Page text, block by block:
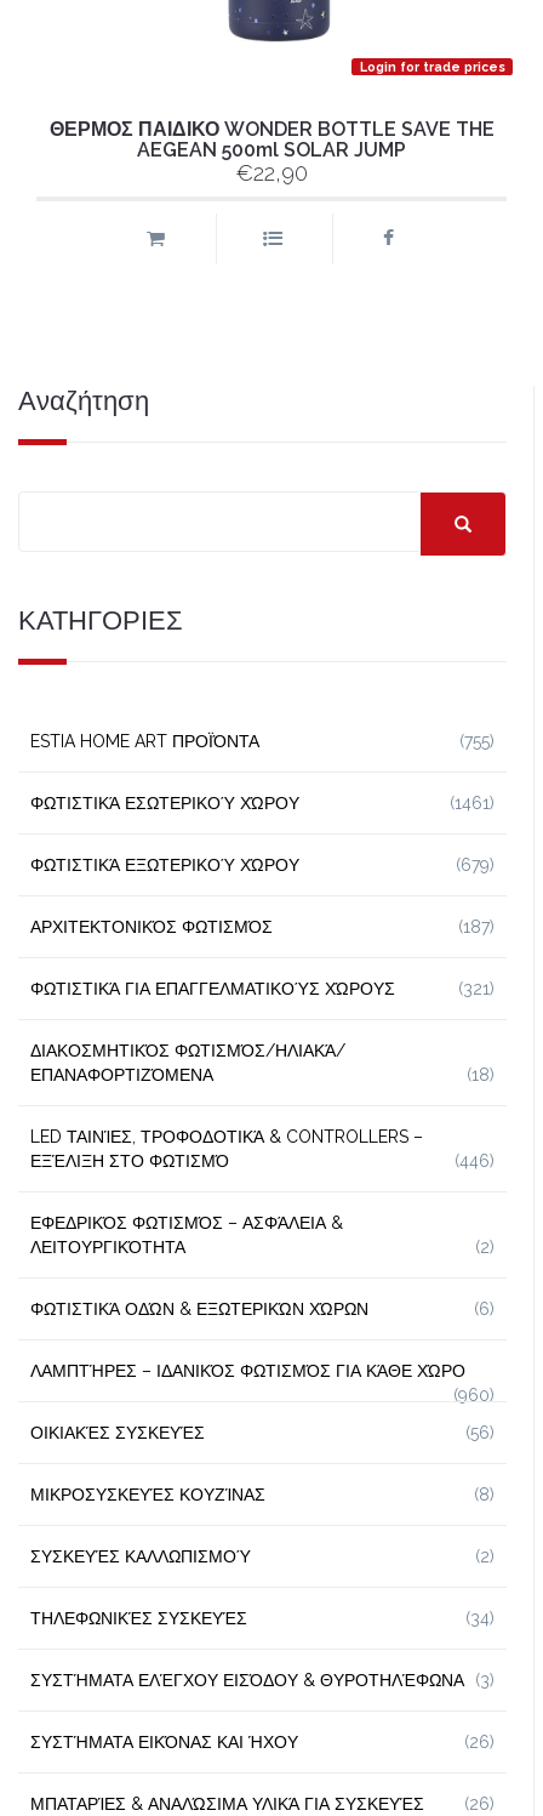
Login for trade prices
ΘΕΡΜΟΣ ΠΑΙΔΙΚΟ WONDER BOTTLE SAVE THE
AEGEAN 500ml SOLAR JUMP
€22,90
Αναζήτηση
ΚΑΤΗΓΟΡΙΕΣ
ESTIA HOME ART ΠΡΟΪΌΝΤΑ (755)
ΦΩΤΙΣΤΙΚΆ ΕΣΩΤΕΡΙΚΟΎ ΧΏΡΟΥ (1461)
ΦΩΤΙΣΤΙΚΆ ΕΞΩΤΕΡΙΚΟΎ ΧΏΡΟΥ (679)
ΑΡΧΙΤΕΚΤΟΝΙΚΌΣ ΦΩΤΙΣΜΌΣ (187)
ΦΩΤΙΣΤΙΚΆ ΓΙΑ ΕΠΑΓΓΕΛΜΑΤΙΚΟΎΣ ΧΏΡΟΥΣ (321)
ΔΙΑΚΟΣΜΗΤΙΚΌΣ ΦΩΤΙΣΜΌΣ/ΗΛΙΑΚΆ/
ΕΠΑΝΑΦΟΡΤΙΖΌΜΕΝΑ
(18)
LED ΤΑΙΝΊΕΣ, ΤΡΟΦΟΔΟΤΙΚΆ & CONTROLLERS –
ΕΞΈΛΙΞΗ ΣΤΟ ΦΩΤΙΣΜΌ
(446)
ΕΦΕΔΡΙΚΌΣ ΦΩΤΙΣΜΌΣ – ΑΣΦΆΛΕΙΑ &
ΛΕΙΤΟΥΡΓΙΚΌΤΗΤΑ
(2)
ΦΩΤΙΣΤΙΚΆ ΟΔΏΝ & ΕΞΩΤΕΡΙΚΏΝ ΧΏΡΩΝ (6)
ΛΑΜΠΤΉΡΕΣ – ΙΔΑΝΙΚΌΣ ΦΩΤΙΣΜΌΣ ΓΙΑ ΚΆΘΕ ΧΏΡΟ
(960)
ΟΙΚΙΑΚΈΣ ΣΥΣΚΕΥΈΣ
(56)
ΜΙΚΡΟΣΥΣΚΕΥΈΣ ΚΟΥΖΊΝΑΣ (8)
ΣΥΣΚΕΥΈΣ ΚΑΛΛΩΠΙΣΜΟΎ (2)
ΤΗΛΕΦΩΝΙΚΈΣ ΣΥΣΚΕΥΈΣ (34)
ΣΥΣΤΉΜΑΤΑ ΕΛΈΓΧΟΥ ΕΙΣΌΔΟΥ & ΘΥΡΟΤΗΛΈΦΩΝΑ (3)
ΣΥΣΤΉΜΑΤΑ ΕΙΚΌΝΑΣ ΚΑΙ ΉΧΟΥ (26)
ΜΠΑΤΑΡΊΕΣ & ΑΝΑΛΏΣΙΜΑ ΥΛΙΚΆ ΓΙΑ ΣΥΣΚΕΥΈΣ (26)